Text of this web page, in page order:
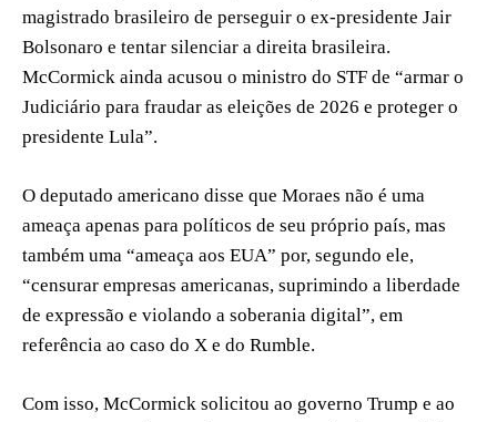
magistrado brasileiro de perseguir o ex-presidente Jair
Bolsonaro e tentar silenciar a direita brasileira.
McCormick ainda acusou o ministro do STF de “armar o
Judiciário para fraudar as eleições de 2026 e proteger o
presidente Lula”.
O deputado americano disse que Moraes não é uma
ameaça apenas para políticos de seu próprio país, mas
também uma “ameaça aos EUA” por, segundo ele,
“censurar empresas americanas, suprimindo a liberdade
de expressão e violando a soberania digital”, em
referência ao caso do X e do Rumble.
Com isso, McCormick solicitou ao governo Trump e ao